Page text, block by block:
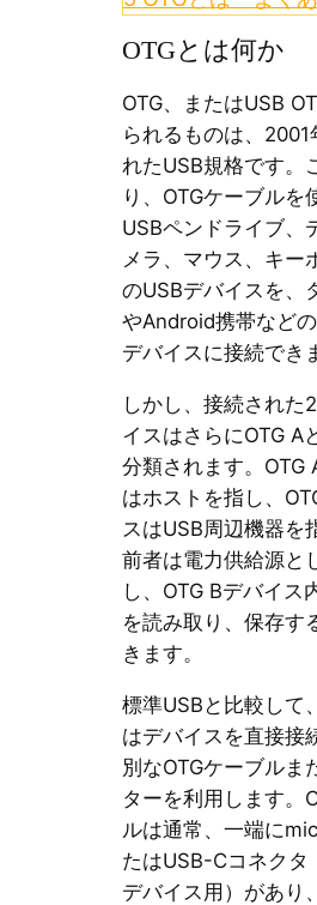
OTGとは何か
OTG、またはUSB
られるものは、2001
れたUSB規格です。
り、OTGケーブルを
USBペンドライブ、
メラ、マウス、キー
のUSBデバイスを、
やAndroid携帯など
デバイスに接続でき
しかし、接続された
イスはさらにOTG A
分類されます。OTG
はホストを指し、
スはUSB周辺機器を
前者は電力供給源と
し、OTG Bデバイス
を読み取り、保存す
きます。
標準USBと比較して
はデバイスを直接接
別なOTGケーブルま
ターを利用します。
ルは通常、一端に
たはUSB-Cコネクタ
デバイス用）があり